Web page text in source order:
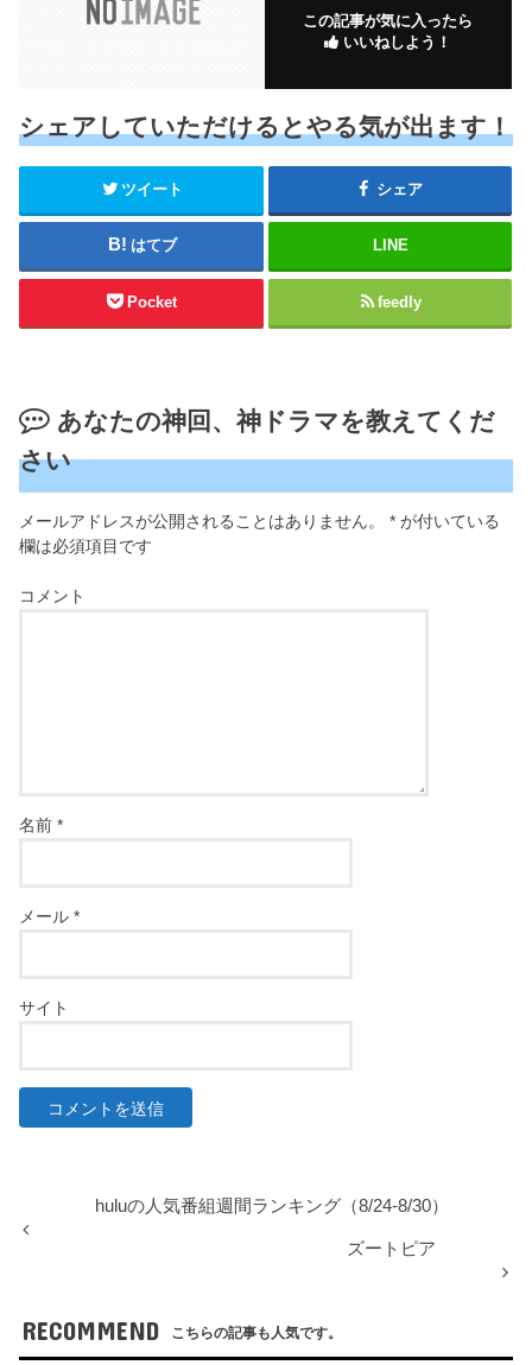
この記事が気に入ったら
いいねしよう！
シェアしていただけるとやる気が出ます！
ツイート シェア
はてブ LINE
Pocket feedly
あなたの神回、神ドラマを教えてくだ
さい
メールアドレスが公開されることはありません。 * が付いている
欄は必須項目です
コメント
名前*
メール*
サイト
huluの人気番組週間ランキング（8/24-8/30）
ズートピア
RECOMMEND こちらの記事も人気です。